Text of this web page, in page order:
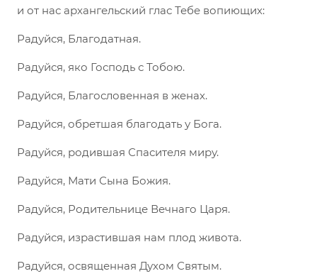
и от нас архангельский глас Тебе вопиющих:
Радуйся, Благодатная.
Радуйся, яко Господь с Тобою.
Радуйся, Благословенная в женах.
Радуйся, обретшая благодать у Бога.
Радуйся, родившая Спасителя миру.
Радуйся, Мати Сына Божия.
Радуйся, Родительнице Вечнаго Царя.
Радуйся, израстившая нам плод живота.
Радуйся, освященная Духом Святым.